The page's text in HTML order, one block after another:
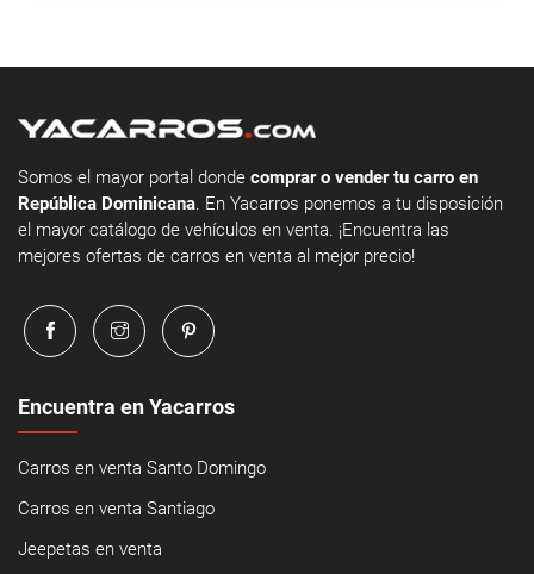
Somos el mayor portal donde comprar o vender tu carro en
República Dominicana. En Yacarros ponemos a tu disposición
el mayor catálogo de vehículos en venta. ¡Encuentra las
mejores ofertas de carros en venta al mejor precio!
Encuentra en Yacarros
Carros en venta Santo Domingo
Carros en venta Santiago
Jeepetas en venta